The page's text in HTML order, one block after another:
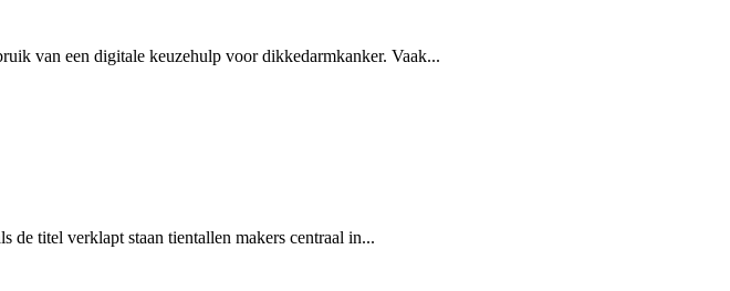
van een digitale keuzehulp voor dikkedarmkanker. Vaak...
de titel verklapt staan tientallen makers centraal in...